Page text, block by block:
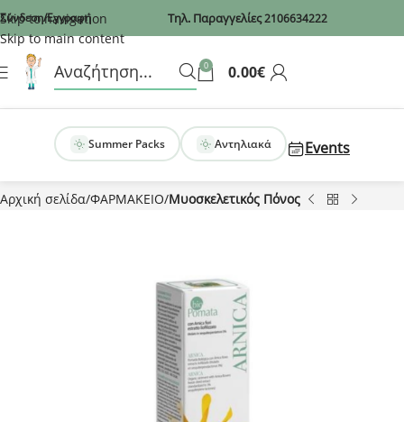
Recaptcha
Skip to navigation
Skip to main content
Σύνδεση/Εγγραφή Τηλ. Παραγγελίες2106634222
0 0.00€
Summer Packs Αντηλιακά Events
Αρχική σελίδα ΦΑΡΜΑΚΕΙΟ Μυοσκελετικός Πόνος